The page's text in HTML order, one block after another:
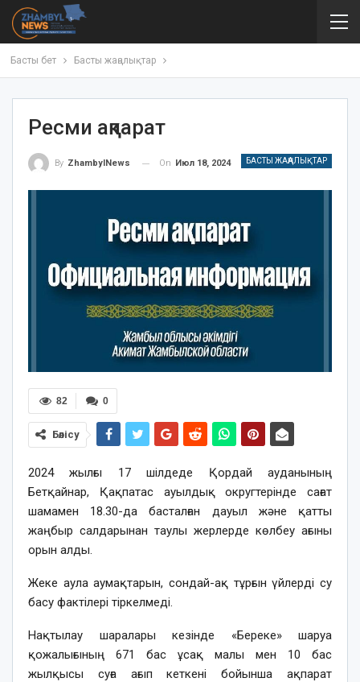
Басты бет Басты жаңалықтар
Ресми ақпарат
БАСТЫ ЖАҢАЛЫҚТАР
By ZhambylNews On Июл 18, 2024
0
82
Бөлісу
2024 жылғы 17 шілдеде Қордай ауданының
Бетқайнар, Қақпатас ауылдық округтерінде сағат
шамамен 18.30-да басталған дауыл және қатты
жаңбыр салдарынан таулы жерлерде көлбеу ағыны
орын алды.
Жеке аула аумақтарын, сондай-ақ тұрғын үйлерді су
басу фактілері тіркелмеді.
Нақтылау шаралары кезінде «Береке» шаруа
қожалығының 671 бас ұсақ малы мен 10 бас
жылқысы суға ағып кеткені бойынша ақпарат